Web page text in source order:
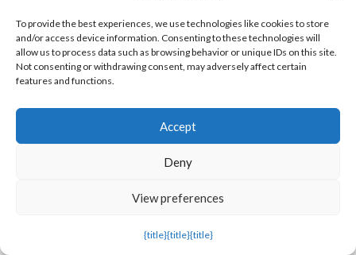
humanas como el cambio climático se convierten en chistes
To provide the best experiences, we use technologies like cookies to store
and/or access device information. Consenting to these technologies will
allow us to process data such as browsing behavior or unique IDs on this site.
Not consenting or withdrawing consent, may adversely affect certain
features and functions.
Accept
Deny
View preferences
{title}{title}{title}